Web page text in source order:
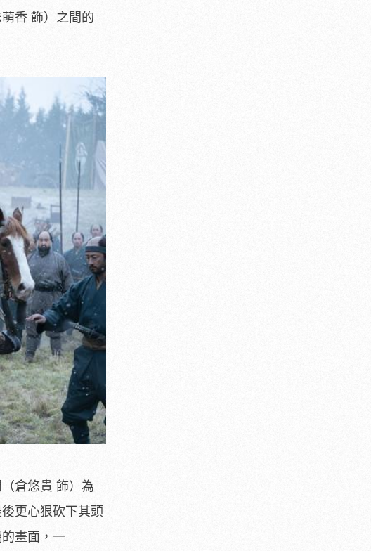
香 飾）之間的
倉悠貴 飾）為
更心狠砍下其頭
畫面，一